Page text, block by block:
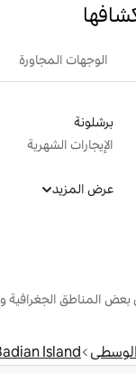
الوجهات المجاورة
برشلونة
الإيجارات الشهرية
عرض المزيد
المناطق الجغرافية
Island